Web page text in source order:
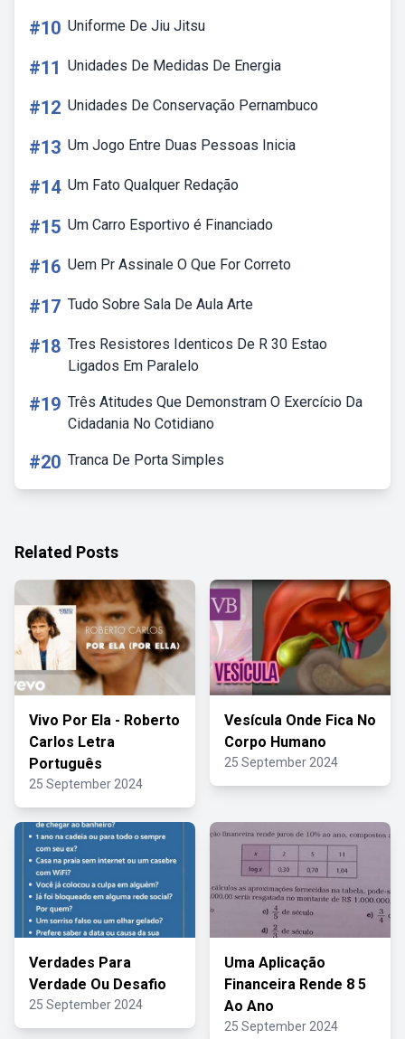
#10 Uniforme De Jiu Jitsu
#11 Unidades De Medidas De Energia
#12 Unidades De Conservação Pernambuco
#13 Um Jogo Entre Duas Pessoas Inicia
#14 Um Fato Qualquer Redação
#15 Um Carro Esportivo é Financiado
#16 Uem Pr Assinale O Que For Correto
#17 Tudo Sobre Sala De Aula Arte
#18 Tres Resistores Identicos De R 30 Estao
Ligados Em Paralelo
#19 Três Atitudes Que Demonstram O Exercício Da
Cidadania No Cotidiano
#20 Tranca De Porta Simples
Related Posts
Vivo Por Ela - Roberto
Carlos Letra
Português
25 September 2024
Vesícula Onde Fica No
Corpo Humano
25 September 2024
Verdades Para
Verdade Ou Desafio
25 September 2024
Uma Aplicação
Financeira Rende 8 5
Ao Ano
25 September 2024